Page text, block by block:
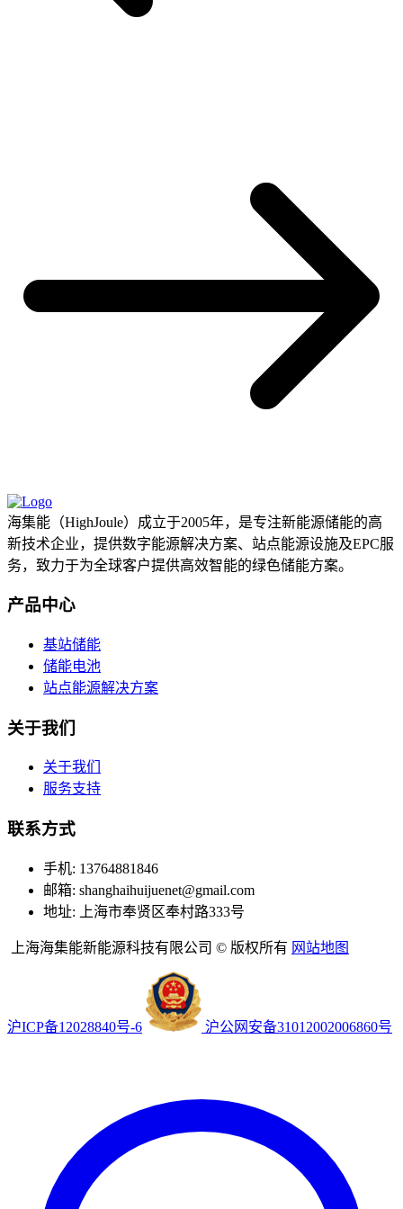
海集能（HighJoule）成立于2005年，是专注新能源储能的高
新技术企业，提供数字能源解决方案、站点能源设施及EPC服
务，致力于为全球客户提供高效智能的绿色储能方案。
产品中心
基站储能
储能电池
站点能源解决方案
关于我们
关于我们
服务支持
联系方式
手机: 13764881846
邮箱: shanghaihuijuenet@gmail.com
地址: 上海市奉贤区奉村路333号
上海海集能新能源科技有限公司 © 版权所有 网站地图
沪ICP备12028840号-6 沪公网安备31012002006860号